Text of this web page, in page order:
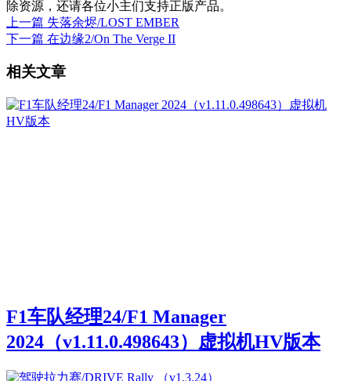
除资源，还请各位小主们支持正版产品。
上一篇 失落余烬/LOST EMBER
下一篇 在边缘2/On The Verge II
相关文章
F1车队经理24/F1 Manager
2024（v1.11.0.498643）虚拟机HV版本